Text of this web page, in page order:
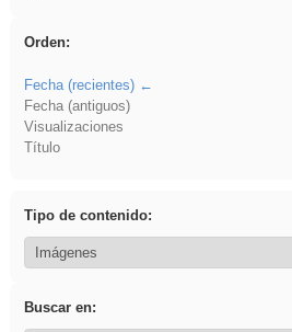
Orden:
Fecha (recientes)
Fecha (antiguos)
Visualizaciones
Título
Tipo de contenido:
Buscar en: